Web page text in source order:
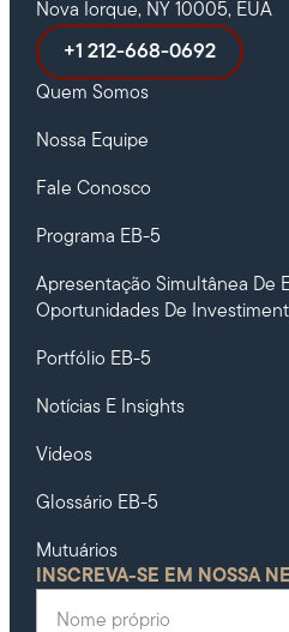
Nova Iorque, NY 10005, EUA
+1 212-668-0692
Quem Somos
Nossa Equipe
Fale Conosco
Programa EB-5
Apresentação Simultânea De
Oportunidades De
Portfólio EB-5
Notícias E Insights
Videos
Glossário EB-5
Mutuários
INSCREVA-SE EM NOSSA